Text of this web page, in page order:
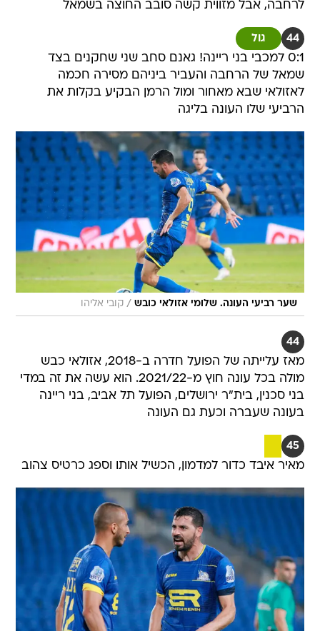
לרחבה, אבל מזווית קשה סובב החוצה בשמאל
44 גול
0:1 למכבי בני ריינה! גאנם סחב שני שחקנים בצד
שמאל של הרחבה והעביר ביניהם מסירה חכמה
לאזולאי שבא מאחור ומול הרמן הבקיע בקלות את
הרביעי שלו העונה בליגה
שער רביעי העונה. שלומי אזולאי כובש / קובי אליהו
44
מאז עלייתה של הפועל חדרה ב-2018, אזולאי כבש
מולה בכל עונה חוץ מ-2021/22. הוא עשה את זה במדי
בני סכנין, בית"ר ירושלים, הפועל תל אביב, בני ריינה
בעונה שעברה וכעת גם העונה
45
מאיר איבד כדור למדמון, הכשיל אותו וספג כרטיס צהוב